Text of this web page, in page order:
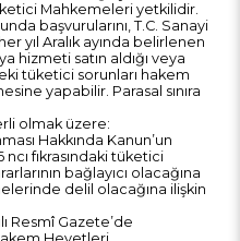
Mahkemeleri yetkilidir.
başvurularını, T.C. Sanayi
yıl Aralık ayında belirlenen
hizmeti satın aldığı veya
tüketici sorunları hakem
yapabilir. Parasal sınıra
olmak üzere:
Hakkında Kanun’un
fıkrasındaki tüketici
bağlayıcı olacağına
delil olacağına ilişkin
Resmî Gazete’de